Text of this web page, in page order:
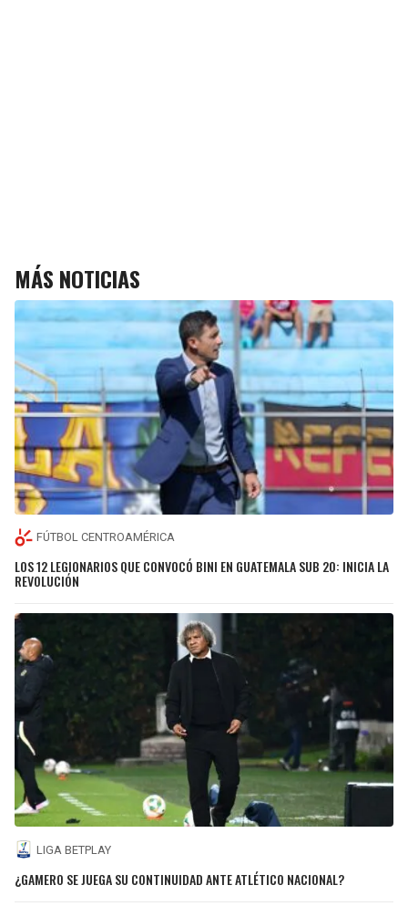
MÁS NOTICIAS
FÚTBOL CENTROAMÉRICA
LOS 12 LEGIONARIOS QUE CONVOCÓ BINI EN GUATEMALA SUB 20: INICIA LA
REVOLUCIÓN
LIGA BETPLAY
¿GAMERO SE JUEGA SU CONTINUIDAD ANTE ATLÉTICO NACIONAL?